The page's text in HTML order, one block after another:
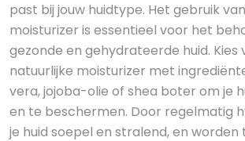
past bij jouw huidtype. Het gebruik
moisturizer is essentieel voor het
gezonde en gehydrateerde huid. Kies
natuurlijke moisturizer met
vera, jojoba-olie of shea boter om je
en te beschermen. Door regelmatig
je huid soepel en stralend, en worden